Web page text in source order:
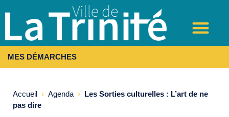
MES DÉMARCHES
Accueil › Agenda › Les Sorties culturelles : L’art de ne
pas dire